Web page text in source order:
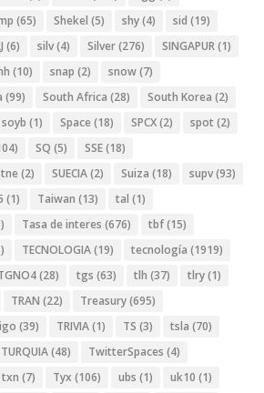
(65) Shekel (5) shy(4) sid (19)
(6) silv(4) Silver(276) SINGAPUR(1)
(10) snap (2) snow(7)
(99) South Africa (28) South Korea (2)
soyb (1) Space (18) SPCX(2) spot (2)
SQ (5) SSE(18)
(2) SUECIA(2) Suiza (18) supv(93)
(1) Taiwan (13) tal (1)
Tasa de interes (676) tbf(15)
TECNOLOGIA(19) tecnología (1919)
(28) tgs (63) tlh (37) tlry(1)
TRAN (22) Treasury(695)
(39) TRIVIA(1) TS (3) tsla (70)
TURQUIA(48) TwitterSpaces (4)
txn (7) Tyx (106) ubs (1) uk10 (1)